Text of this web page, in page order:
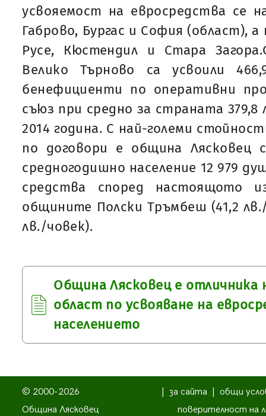
усвояемост на евросредства се
Габрово, Бургас и София (област),
Русе, Кюстендил и Стара
Велико Търново са усвоили
бенефициенти по оперативни
съюз при средно за страната 379,8
2014 година. С най-големи
по договори е община Лясковец
средногодишно население 12 979
средства според настоящото
общините Полски Тръмбеш (41,2
лв./човек).
Община Лясковец е отличника
област по усвояване на
населението
© 2000-2026
Община Лясковец
за сайта
общи
поверителност на